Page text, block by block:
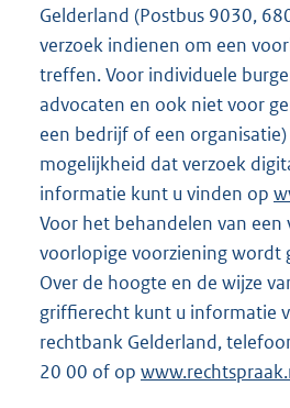
Gelderland (Postbus 9030,
verzoek indienen om een
treffen. Voor individuele
advocaten en ook niet voor
een bedrijf of een
mogelijkheid dat verzoek
informatie kunt u vinden op E
x
t
e
r
n
e
Voor het behandelen van een
voorlopige voorziening wordt
Over de hoogte en de wijze
griffierecht kunt u informatie
rechtbank Gelderland,
20 00 of op E